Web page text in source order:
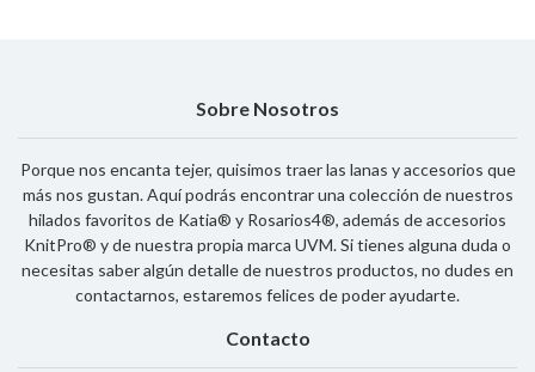
Sobre Nosotros
Porque nos encanta tejer, quisimos traer las lanas y accesorios que
más nos gustan. Aquí podrás encontrar una colección de nuestros
hilados favoritos de Katia® y Rosarios4®, además de accesorios
KnitPro® y de nuestra propia marca UVM. Si tienes alguna duda o
necesitas saber algún detalle de nuestros productos, no dudes en
contactarnos, estaremos felices de poder ayudarte.
Contacto